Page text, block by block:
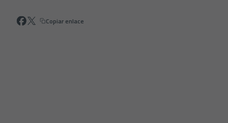
Copiar enlace